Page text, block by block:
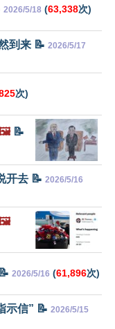
2026/5/18 (63,338次)
到来 📝 2026/5/17
次)
📝
开去 📝 2026/5/16
2026/5/16 (61,896次)
示信” 📝 2026/5/15